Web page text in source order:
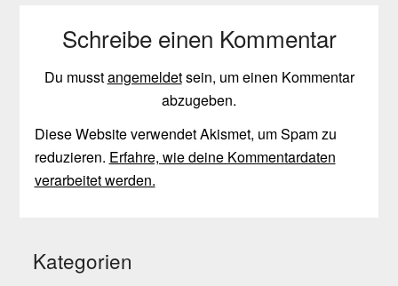
Schreibe einen Kommentar
Du musstangemeldetsein, um einen Kommentar
abzugeben.
Diese Website verwendet Akismet, um Spam zu
reduzieren. Erfahre, wie deine Kommentardaten
verarbeitet werden.
Kategorien